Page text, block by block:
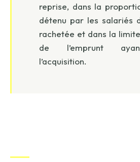
reprise, dans la
détenu par les salariés
rachetée et dans la
de l’emprunt
l’acquisition.